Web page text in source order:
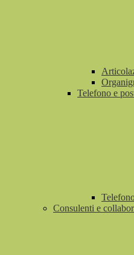
Telefono e
Consulenti e